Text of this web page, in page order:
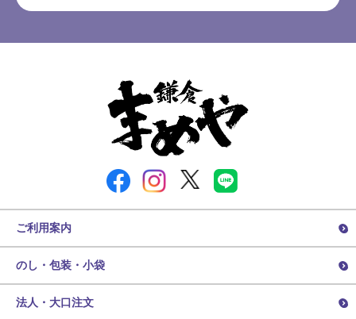
ご利用案内
のし・包装・小袋
法人・大口注文